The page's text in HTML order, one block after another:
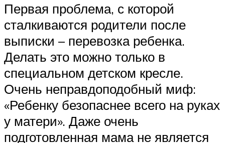
Первая проблема, с которой
сталкиваются родители после
выписки – перевозка ребенка.
Делать это можно только в
специальном детском кресле.
Очень неправдоподобный миф:
«Ребенку безопаснее всего на руках
у матери». Даже очень
подготовленная мама не является